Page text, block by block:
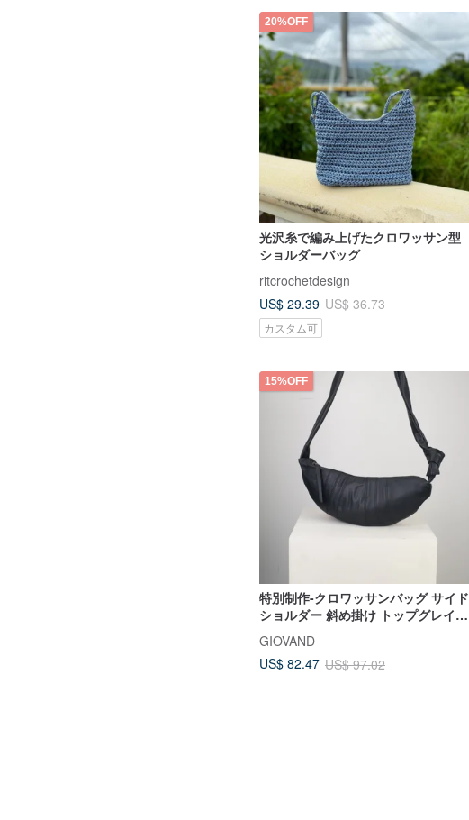
20%OFF
光沢糸で編み上げたクロワッサン型
ショルダーバッグ
ritcrochetdesign
US$ 29.39 US$ 36.73
カスタム可
15%OFF
特別制作-クロワッサンバッグ サイド
ショルダー 斜め掛け トップグレイン
ョルダーバッグ
GIOVAND
US$ 82.47 US$ 97.02